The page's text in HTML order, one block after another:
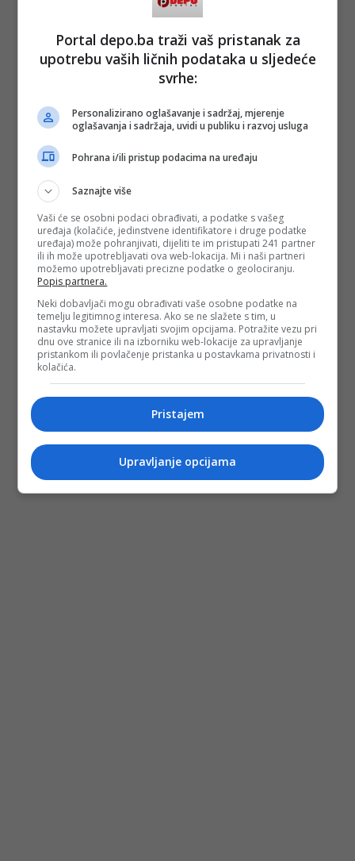
Portal depo.ba traži vaš pristanak za
upotrebu vaših ličnih podataka u sljedeće
svrhe:
Personalizirano oglašavanje i sadržaj, mjerenje
oglašavanja i sadržaja, uvidi u publiku i razvoj usluga
Pohrana i/ili pristup podacima na uređaju
Saznajte više
Vaši će se osobni podaci obrađivati, a podatke s vašeg
uređaja (kolačiće, jedinstvene identifikatore i druge podatke
uređaja) može pohranjivati, dijeliti te im pristupati 241 partner
ili ih može upotrebljavati ova web-lokacija. Mi i naši partneri
možemo upotrebljavati precizne podatke o geolociranju.
Popis partnera.
Neki dobavljači mogu obrađivati vaše osobne podatke na
temelju legitimnog interesa. Ako se ne slažete s tim, u
nastavku možete upravljati svojim opcijama. Potražite vezu pri
dnu ove stranice ili na izborniku web-lokacije za upravljanje
pristankom ili povlačenje pristanka u postavkama privatnosti i
kolačića.
Pristajem
Upravljanje opcijama